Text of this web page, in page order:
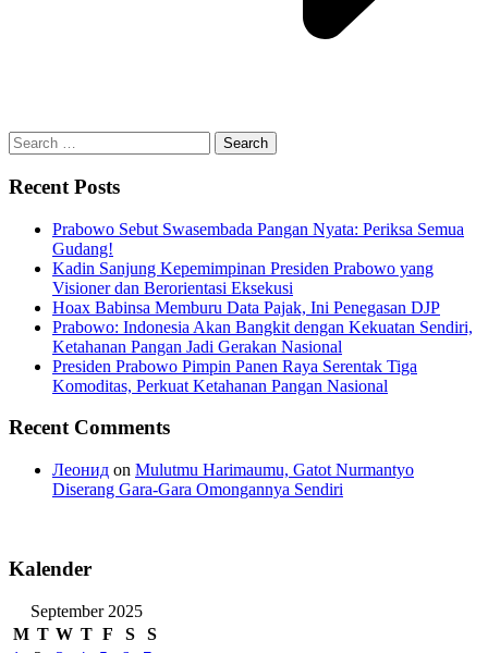
Search
for:
Recent Posts
Prabowo Sebut Swasembada Pangan Nyata: Periksa Semua
Gudang!
Kadin Sanjung Kepemimpinan Presiden Prabowo yang
Visioner dan Berorientasi Eksekusi
Hoax Babinsa Memburu Data Pajak, Ini Penegasan DJP
Prabowo: Indonesia Akan Bangkit dengan Kekuatan Sendiri,
Ketahanan Pangan Jadi Gerakan Nasional
Presiden Prabowo Pimpin Panen Raya Serentak Tiga
Komoditas, Perkuat Ketahanan Pangan Nasional
Recent Comments
Леонид on Mulutmu Harimaumu, Gatot Nurmantyo
Diserang Gara-Gara Omongannya Sendiri
Kalender
September 2025
M T W T F S
S